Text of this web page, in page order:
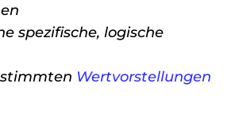
spezifische, logische
Wertvorstellungen